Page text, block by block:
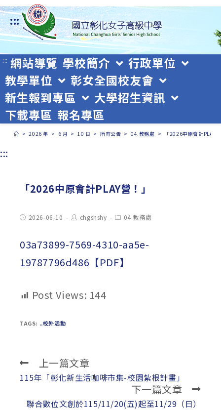
跳
轉
至
主
要
內
容
:::
::: 網站導覽 學校簡介
行政單位
教學單位
彰女全國校友會
新生報到專區
大學招生資訊
下載專區 報名專區
> 2026 年 > 6 月 > 10 日 > 所有公告 > 04.教務處 > 「2026中原會計PLAY
:::
「2026中原會計PLAY營！」
Post2026-06-10
Post
author:
chgshshy
Post04.教務處
03a73899-7569-4310-aa5e-
19787796d486【PDF】
Post Views: 144
TAGS: ..校外活動
Read
more
上一篇文章
115年「彰化新生活咖啡市集-校園紮根計畫」
下一篇文章
聯合數位文創於115/11/20(五)起至11/29（日）